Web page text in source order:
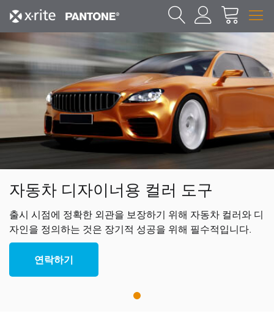
자동차 디자이너용 컬러 도구
출시 시점에 정확한 외관을 보장하기 위해 자동차 컬러와 디
자인을 정의하는 것은 장기적 성공을 위해 필수적입니다.
연락하기
1